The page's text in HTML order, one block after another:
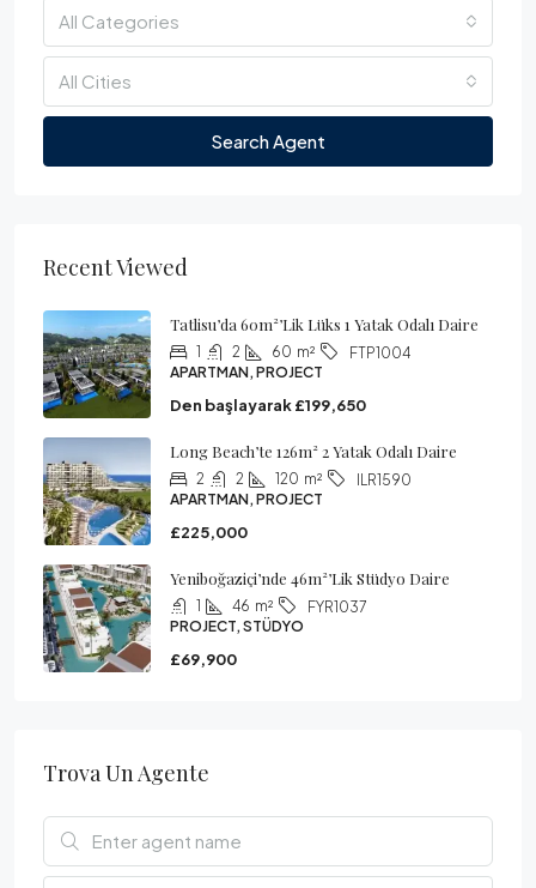
All Categories
All Cities
Search Agent
Recent Viewed
Tatlisu’da 60m²’lik Lüks 1 Yatak Odalı Daire
1 2 60 m²
FTP1004
APARTMAN, PROJECT
Den başlayarak£199,650
Long Beach’te 126m² 2 Yatak Odalı Daire
2 2 120 m²
ILR1590
APARTMAN, PROJECT
£225,000
Yeniboğaziçi’nde 46m²’lik Stüdyo Daire
1 46 m²
FYR1037
PROJECT, STÜDYO
£69,900
Trova Un Agente